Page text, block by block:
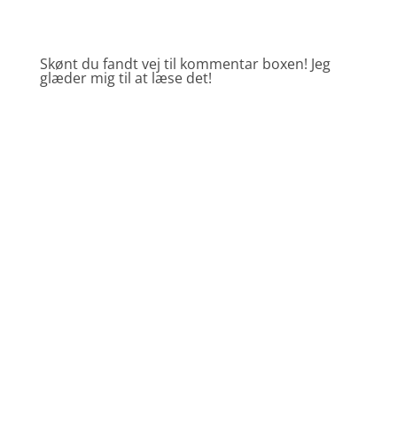
Skønt du fandt vej til kommentar boxen! Jeg
glæder mig til at læse det!